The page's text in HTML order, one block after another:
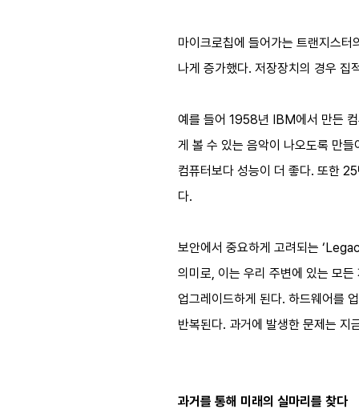
마이크로칩에 들어가는 트랜지스
나게 증가했다. 저장장치의 경우 집
예를 들어 1958년 IBM에서 만든
게 볼 수 있는 음악이 나오도록 만
컴퓨터보다 성능이 더 좋다. 또한
다.
보안에서 중요하게 고려되는
의미로, 이는 우리 주변에 있는 모
업그레이드하게 된다. 하드웨어를
반복된다. 과거에 발생한 문제는 지
과거를 통해 미래의 실마리를 찾다